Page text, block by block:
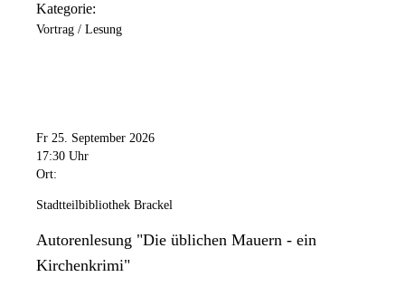
Kategorie:
Vortrag / Lesung
Fr 25. September 2026
17:30 Uhr
Ort:
Stadtteilbibliothek Brackel
Autorenlesung "Die üblichen Mauern - ein
Kirchenkrimi"